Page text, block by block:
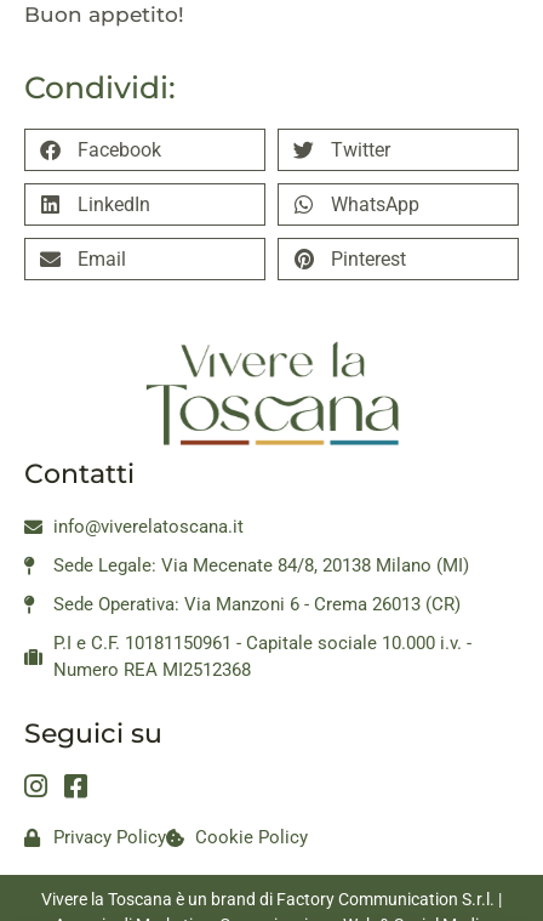
Condividi:
Facebook Twitter
LinkedIn WhatsApp
Email Pinterest
Buon appetito!
Contatti
info@viverelatoscana.it
Sede Legale: Via Mecenate 84/8, 20138 Milano (MI)
Sede Operativa: Via Manzoni 6 - Crema 26013 (CR)
P.I e C.F. 10181150961 - Capitale sociale 10.000 i.v. -
Numero REA MI2512368
Seguici su
Privacy Policy Cookie Policy
Vivere la Toscana è un brand di Factory Communication S.r.l. |